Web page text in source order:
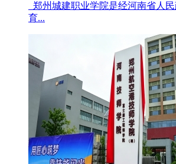
郑州城建职业学院是经河南省人
育...